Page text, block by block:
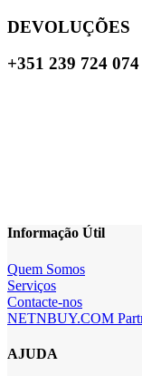
DEVOLUÇÕES
+351 239 724 074
Informação Útil
Quem Somos
Serviços
Contacte-nos
NETNBUY.COM
AJUDA